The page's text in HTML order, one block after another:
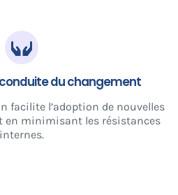
du changement
facilite l’adoption de nouvelles
en minimisant les résistances
internes.